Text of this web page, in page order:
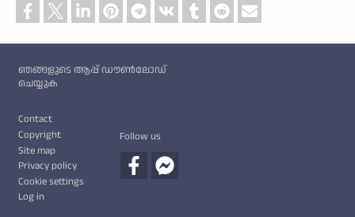
ഞങ്ങളുടെ ആപ്പ് ഡൗൺലോഡ്
ചെയ്യുക
Footer
Contact
Copyright
Site map
Privacy policy
Cookie settings
Log in
Follow us